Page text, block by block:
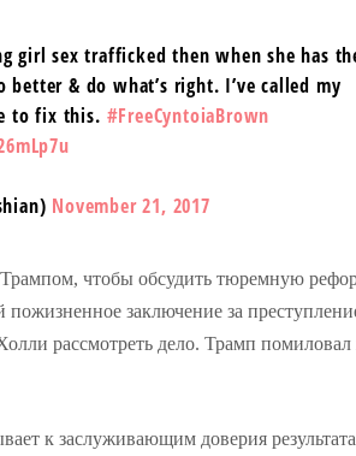
girl sex trafficked then when she has
& do what’s right. I’ve called my
to fix this. #FreeCyntoiaBrown
November 21, 2017
чтобы обсудить тюремную
заключение за
рассмотреть дело. Трамп
к заслуживающим доверия